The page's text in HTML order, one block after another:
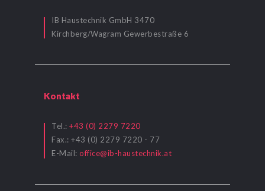
IB Haustechnik GmbH 3470
Kirchberg/Wagram Gewerbestraße 6
Kontakt
Tel.: +43 (0) 2279 7220
Fax.: +43 (0) 2279 7220 - 77
E-Mail: office@ib-haustechnik.at